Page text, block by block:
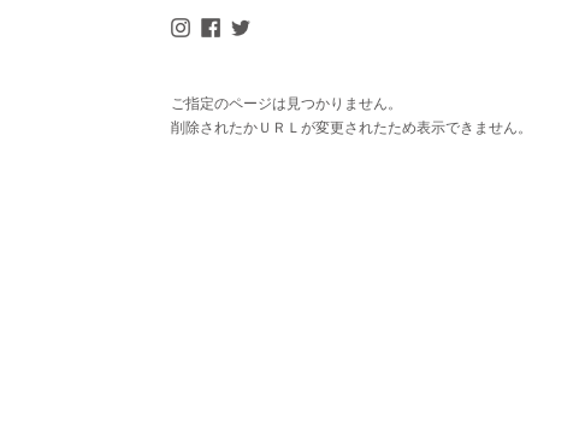
ご指定のページは見つかりません。
削除されたかＵＲＬが変更されたため表示できません。